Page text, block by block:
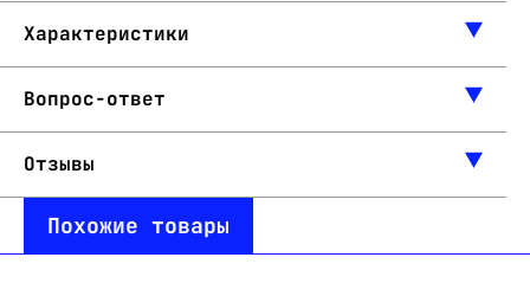
Характеристики
Вопрос-ответ
Отзывы
Похожие товары